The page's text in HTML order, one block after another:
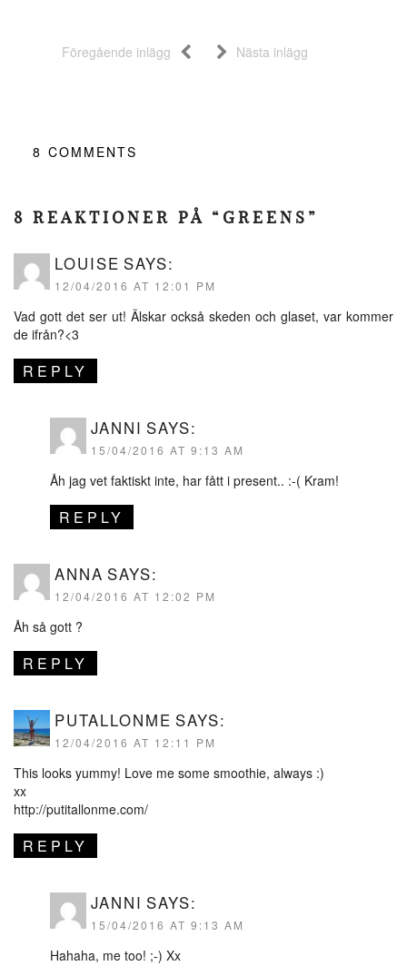
Föregående inlägg Nästa inlägg
8 COMMENTS
8 REAKTIONER PÅ “GREENS”
LOUISE SAYS:
12/04/2016 AT 12:01 PM
Vad gott det ser ut! Älskar också skeden och glaset, var kommer
de ifrån?<3
REPLY
JANNI SAYS:
15/04/2016 AT 9:13 AM
Åh jag vet faktiskt inte, har fått i present.. :-( Kram!
REPLY
ANNA SAYS:
12/04/2016 AT 12:02 PM
Åh så gott ?
REPLY
PUTALLONME SAYS:
12/04/2016 AT 12:11 PM
This looks yummy! Love me some smoothie, always :)
xx
http://putitallonme.com/
REPLY
JANNI SAYS:
15/04/2016 AT 9:13 AM
Hahaha, me too! ;-) Xx